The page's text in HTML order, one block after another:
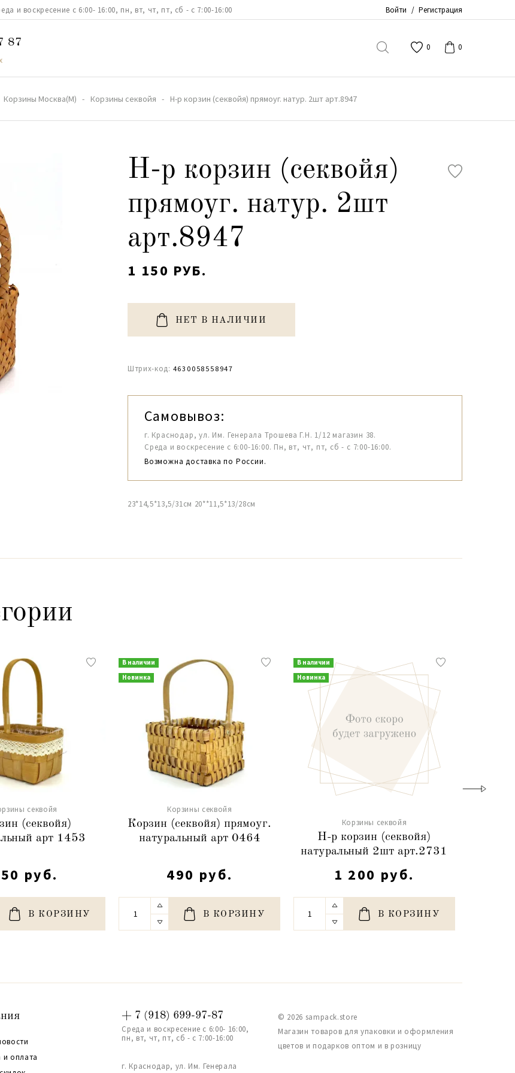
и воскресение с 6:00- 16:00, пн, вт, чт, пт, сб - с 7:00-16:00 Войти / Регистрация
87 0 0
Корзины Москва(М) Корзины секвойя Н-р корзин (секвойя) прямоуг. натур. 2шт арт.8947
Н-р корзин (секвойя)
прямоуг. натур. 2шт
арт.8947
1 150 РУБ.
НЕТ В НАЛИЧИИ
Штрих-код: 4630058558947
Самовывоз:
г. Краснодар, ул. Им. Генерала Трошева Г.Н. 1/12 магазин 38.
Среда и воскресение с 6:00-16:00. Пн, вт, чт, пт, сб - с 7:00-16:00.
Возможна доставка по России.
23*14,5*13,5/31см 20**11,5*13/28см
секвойя
(секвойя)
арт 1453
руб.
В КОРЗИНУ
В наличии
Новинка
Корзины секвойя
Корзин (секвойя) прямоуг.
натуральный арт 0464
490 руб.
В КОРЗИНУ
В наличии
Новинка
Корзины секвойя
Н-р корзин (секвойя)
натуральный 2шт арт.2731
1 200 руб.
В КОРЗИНУ
и оплата
+ 7 (918) 699-97-87
Среда и воскресение с 6:00- 16:00,
пн, вт, чт, пт, сб - с 7:00-16:00
г. Краснодар, ул. Им. Генерала
© 2026 sampack.store
Магазин товаров для упаковки и оформления
цветов и подарков оптом и в розницу